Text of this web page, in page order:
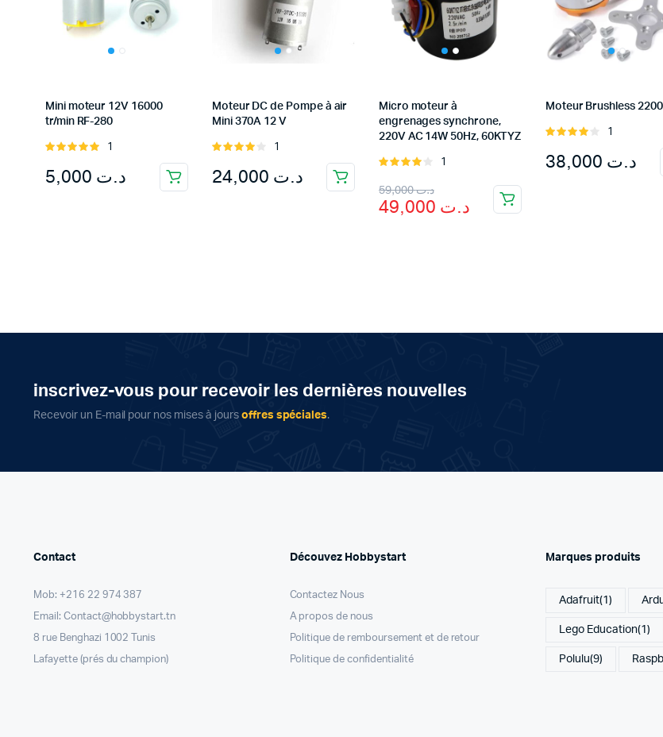
Mini moteur 12V 16000
tr/min RF-280
Rated
5
1
د.ت
Moteur DC de Pompe à air
Mini 370A 12 V
Rated
of 5
1
د.ت
Micro moteur à
engrenages synchrone,
220V AC 14W 50Hz, 60KTYZ
Rated
of 5
1
د.ت59,000
Original
price
د.ت
Current
price
Moteur Brushless
Rated
of 5
1
د.ت
inscrivez-vous pour recevoir les dernières nouvelles
Recevoir un E-mail pour nos mises à jours offres spéciales.
Contact
Mob: +216 22 974 387
Email: Contact@hobbystart.tn
8 rue Benghazi 1002 Tunis
Lafayette (prés du champion)
Découvez Hobbystart
Contactez Nous
A propos de nous
Politique de remboursement et de retour
Politique de confidentialité
Marques produits
Adafruit(1)
Lego Education(1)
Polulu(9)